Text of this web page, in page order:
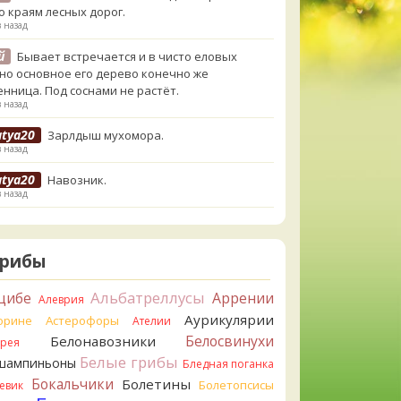
краям лесных дорог.
назад
Бывает встречается и в чисто еловых
основное его дерево конечно же
Под соснами не растёт.
назад
Зарлдыш мухомора.
назад
Навозник.
назад
Скорее всего он.
Что-то из рядовок. Цвета на фото вряд
Рядовка мыльная, судя по пластинкам.
сделали, что не взяли.
Подгруздок чёрный, или близкие виды
Алеврия Альбатреллусы Аррении
Астерофоры Ателии Аурикулярии
Белонавозники Белосвинухи
Белые грибы Бледная поганка
Бокальчики Болетины Болетопсисы